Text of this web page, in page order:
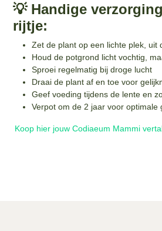
💡 Handige
rijtje:
Zet de plant op een lichte plek, uit
Houd de potgrond licht vochtig,
Sproei regelmatig bij droge lucht
Draai de plant af en toe voor
Geef voeding tijdens de lente en
Verpot om de 2 jaar voor optimale
Koop hier jouw Codiaeum Mammi